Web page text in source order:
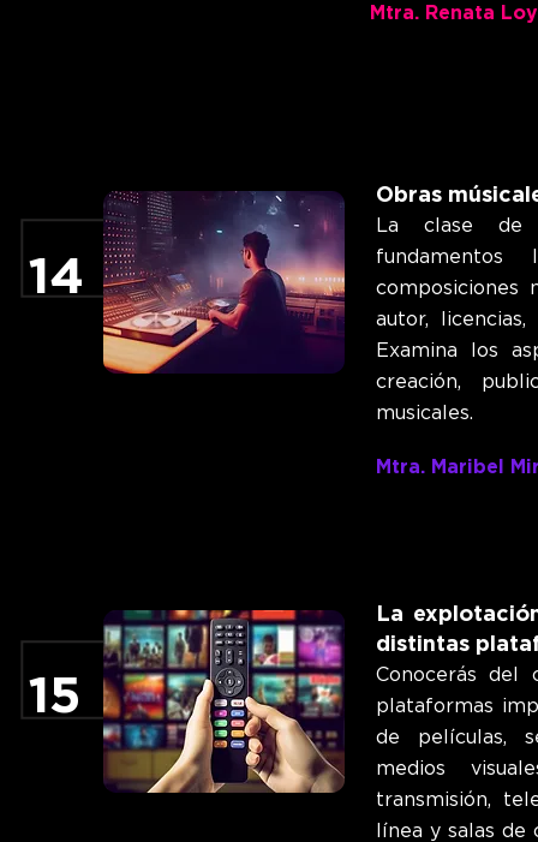
Mtra. Renata
Obras
La clase de
composiciones
autor,
Examina los
creación,
musicales.
14
Mtra. Maribel
La
distintas
Conocerás del
plataformas
de películas,
medios
transmisión,
línea y salas
15